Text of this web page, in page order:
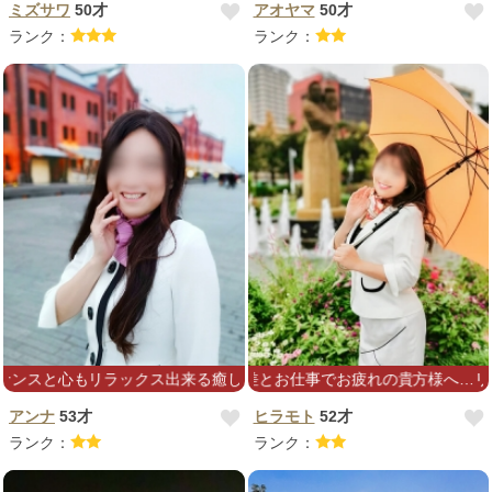
ミズサワ 50才
ランク：
アオヤマ50才
ランク：
ックス出来る癒しの時間を提供できるよう精一杯頑張ります(^^♡
アンナ 53才
ランク：
いですね(^^;; 気温差とお仕事でお疲れの貴方様へ…リフレッシュリ
ヒラモト 52才
ランク：